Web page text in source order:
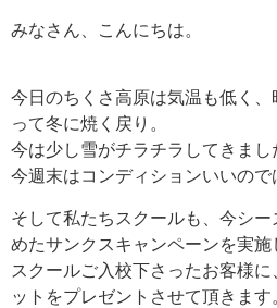
みなさん、こんにちは。
今日のちくさ高原は気温も低く
って冬に焼く戻り。
今は少し雪がチラチラしてきまし
今週末はコンディションいいので
そして私たちスクールも、今シ
めたサンクスキャンペーンを実施
スクールご入校下さったお客様
ットをプレゼントさせて頂きます。